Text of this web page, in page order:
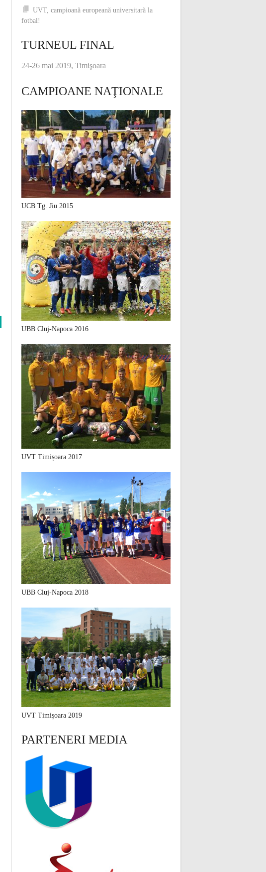
UVT, campioană europeană universitară la
fotbal!
TURNEUL FINAL
24-26 mai 2019, Timişoara
CAMPIOANE NAŢIONALE
UCB Tg. Jiu 2015
UBB Cluj-Napoca 2016
UVT Timișoara 2017
UBB Cluj-Napoca 2018
UVT Timișoara 2019
PARTENERI MEDIA